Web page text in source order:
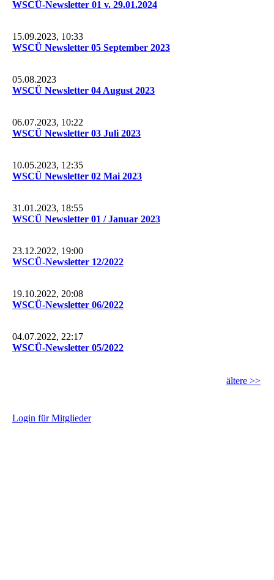
WSCÜ-Newsletter 01 v. 29.01.2024
15.09.2023, 10:33
WSCÜ Newsletter 05 September 2023
05.08.2023
WSCÜ Newsletter 04 August 2023
06.07.2023, 10:22
WSCÜ Newsletter 03 Juli 2023
10.05.2023, 12:35
WSCÜ Newsletter 02 Mai 2023
31.01.2023, 18:55
WSCÜ Newsletter 01 / Januar 2023
23.12.2022, 19:00
WSCÜ-Newsletter 12/2022
19.10.2022, 20:08
WSCÜ-Newsletter 06/2022
04.07.2022, 22:17
WSCÜ-Newsletter 05/2022
ältere >>
Login für Mitglieder